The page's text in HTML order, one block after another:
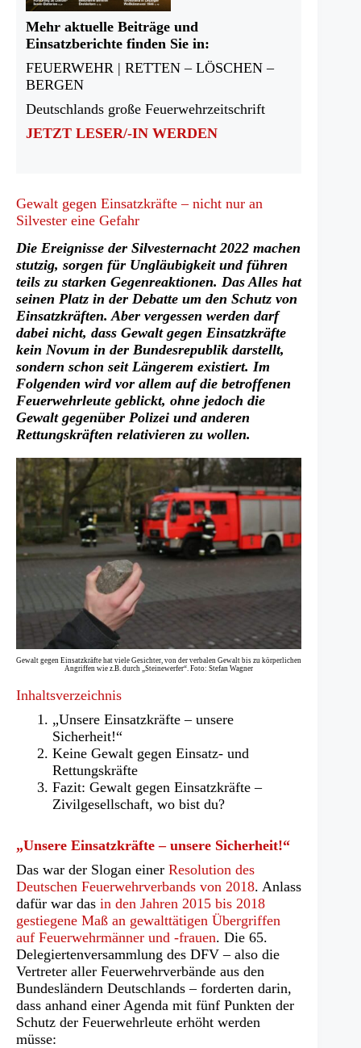
Mehr aktuelle Beiträge und
Einsatzberichte finden Sie in:
FEUERWEHR | RETTEN – LÖSCHEN –
BERGEN
Deutschlands große Feuerwehrzeitschrift
JETZT LESER/-IN WERDEN
Gewalt gegen Einsatzkräfte – nicht nur an
Silvester eine Gefahr
Die Ereignisse der Silvesternacht 2022 machen
stutzig, sorgen für Ungläubigkeit und führen
teils zu starken Gegenreaktionen. Das Alles hat
seinen Platz in der Debatte um den Schutz von
Einsatzkräften. Aber vergessen werden darf
dabei nicht, dass Gewalt gegen Einsatzkräfte
kein Novum in der Bundesrepublik darstellt,
sondern schon seit Längerem existiert. Im
Folgenden wird vor allem auf die betroffenen
Feuerwehrleute geblickt, ohne jedoch die
Gewalt gegenüber Polizei und anderen
Rettungskräften relativieren zu wollen.
Gewalt gegen Einsatzkräfte hat viele Gesichter, von der verbalen Gewalt bis zu körperlichen
Angriffen wie z.B. durch „Steinewerfer“. Foto: Stefan Wagner
Inhaltsverzeichnis
„Unsere Einsatzkräfte – unsere
Sicherheit!“
Keine Gewalt gegen Einsatz- und
Rettungskräfte
Fazit: Gewalt gegen Einsatzkräfte –
Zivilgesellschaft, wo bist du?
„Unsere Einsatzkräfte – unsere Sicherheit!“
Das war der Slogan einer Resolution des
Deutschen Feuerwehrverbands von 2018. Anlass
dafür war das in den Jahren 2015 bis 2018
gestiegene Maß an gewalttätigen Übergriffen
auf Feuerwehrmänner und -frauen. Die 65.
Delegiertenversammlung des DFV – also die
Vertreter aller Feuerwehrverbände aus den
Bundesländern Deutschlands – forderten darin,
dass anhand einer Agenda mit fünf Punkten der
Schutz der Feuerwehrleute erhöht werden
müsse: